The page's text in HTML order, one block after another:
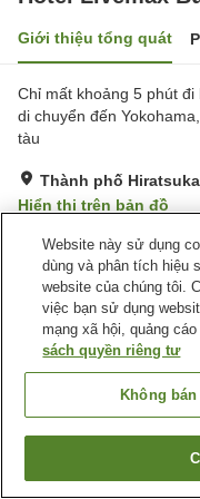
Giới thiệu tổng quát
Chỉ mất khoảng 5 phút
di chuyển đến
tàu
Thành phố
Hiển thị trên bản đồ
Đánh giá:130
Tiện nghi chỗ nghỉ
Nhà hàng
Máy bán hàng tự động
Trang chủ Nhật Bản
Hotel Livemax Budget
Website này sử dụng
dùng và phân tích hiệu
website của chúng tôi.
việc bạn sử dụng
mạng xã hội, quảng
sách quyền riêng tư
Không